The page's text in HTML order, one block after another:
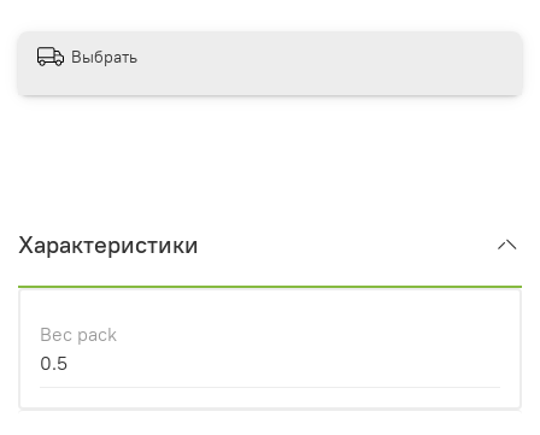
Выбрать
Характеристики
Вес pack
0.5